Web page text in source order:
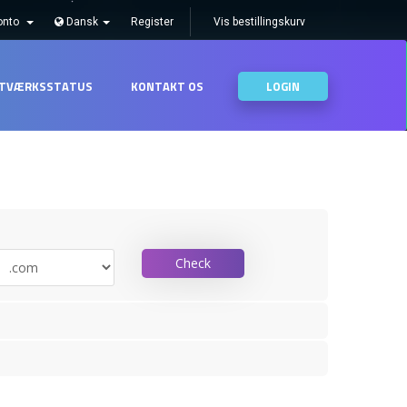
Dansk Register Vis bestillingskurv
KONTAKT OS LOGIN
Check